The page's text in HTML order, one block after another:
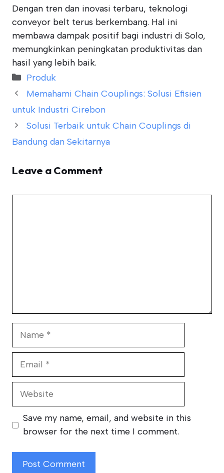
Dengan tren dan inovasi terbaru, teknologi
conveyor belt terus berkembang. Hal ini
membawa dampak positif bagi industri di Solo,
memungkinkan peningkatan produktivitas dan
hasil yang lebih baik.
Categories
Produk
Memahami Chain Couplings: Solusi Efisien
untuk Industri Cirebon
Solusi Terbaik untuk Chain Couplings di
Bandung dan Sekitarnya
Leave a Comment
Website
Save my name, email, and website in this
browser for the next time I comment.